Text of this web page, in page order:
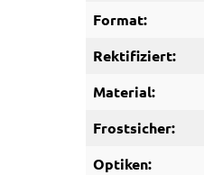
Format:
Rektifiziert:
Material:
Frostsicher:
Optiken: